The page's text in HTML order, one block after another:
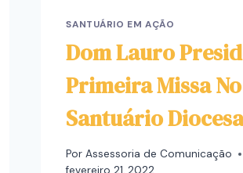
SANTUÁRIO EM AÇÃO
Dom Lauro
Primeira Missa No
Santuário
Por Assessoria de Comunicação
fevereiro 21, 2022